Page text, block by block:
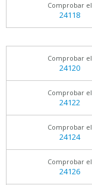
Comprobar el
24118
Comprobar el
24120
Comprobar el
24122
Comprobar el
24124
Comprobar el
24126